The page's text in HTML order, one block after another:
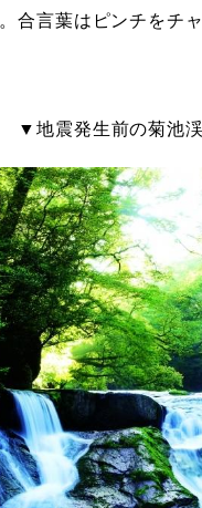
合言葉はピンチをチ
▼地震発生前の菊池